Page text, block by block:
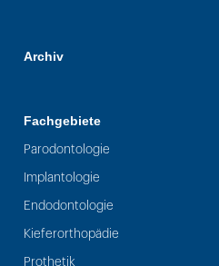
Archiv
Fachgebiete
Parodontologie
Implantologie
Endodontologie
Kieferorthopädie
Prothetik